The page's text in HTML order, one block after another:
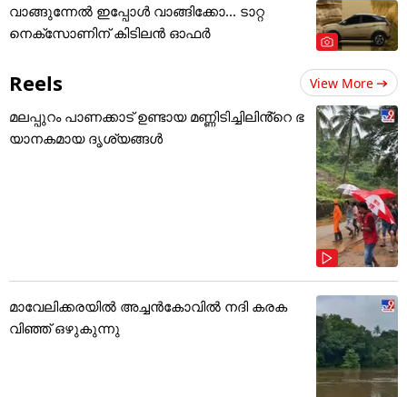
വാങ്ങുന്നേൽ ഇപ്പോൾ വാങ്ങിക്കോ... ടാറ്റ
നെക്സോണിന് കിടിലൻ ഓഫർ
Reels View More
മലപ്പുറം പാണക്കാട് ഉണ്ടായ മണ്ണിടിച്ചിലിൻ്റെ ഭ
യാനകമായ ദൃശ്യങ്ങൾ
മാവേലിക്കരയിൽ അച്ചൻകോവിൽ നദി കരക
വിഞ്ഞ് ഒഴുകുന്നു